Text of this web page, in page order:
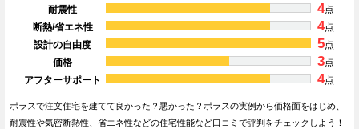
耐震性 4点
断熱/省エネ性
4点
設計の自由度
5点
価格
3点
アフターサポート
4点
ポラスで注文住宅を建てて良かった？悪かった？ポラスの実例から価格面をはじめ、
耐震性や気密断熱性、省エネ性などの住宅性能など口コミで評判をチェックしよう！